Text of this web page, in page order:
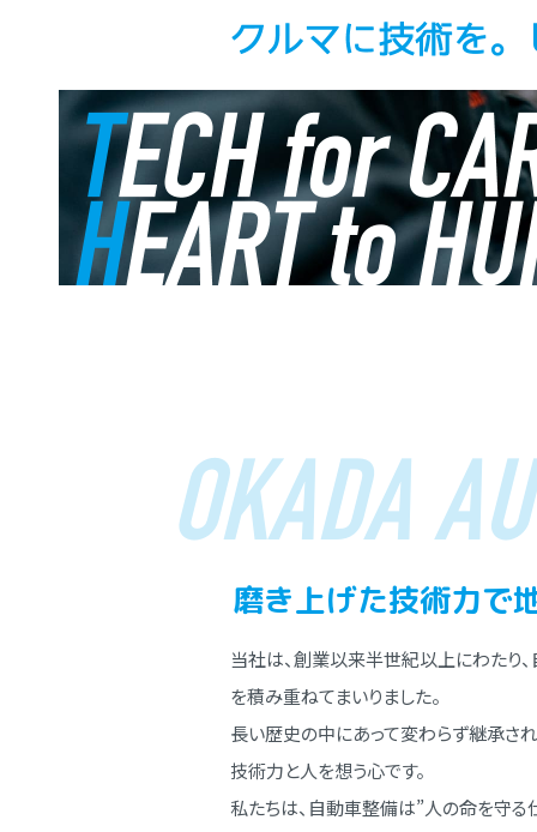
OKADA
磨き上げた技術⼒で
当社は、創業以来半世紀以上にわたり
を積み重ねてまいりました。
⻑い歴史の中にあって変わらず継承さ
技術⼒と⼈を想う⼼です。
私たちは、⾃動⾞整備は”⼈の命を守る